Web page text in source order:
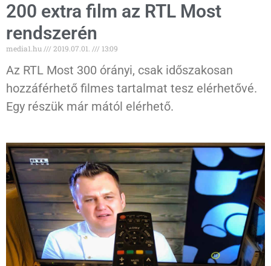
200 extra film az RTL Most
rendszerén
media1.hu 2019.07.01. 13:09
Az RTL Most 300 órányi, csak időszakosan
hozzáférhető filmes tartalmat tesz elérhetővé.
Egy részük már mától elérhető.